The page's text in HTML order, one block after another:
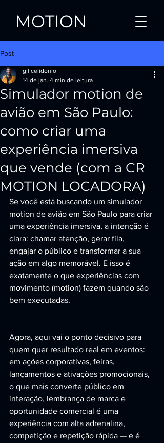
MOTION
Post
Simulador motion de
avião em São Paulo:
como criar uma
experiência imersiva
que vende (com a CR
MOTION LOCADORA)
gil celidonio
14 de jan. 4 min de leitura
Se você está buscando um simulador
motion de avião em São Paulo para criar
uma experiência imersiva, a intenção é
clara: chamar atenção, gerar fila,
engajar o público e transformar a sua
ação em algo memorável. E isso é
exatamente o que experiências com
movimento (motion) fazem quando são
bem executadas.
Agora, aqui vai o ponto decisivo para
quem quer resultado real em eventos:
em ações corporativas, feiras,
lançamentos e ativações promocionais,
o que mais converte público em
interação, lembrança de marca e
oportunidade comercial é uma
experiência com alta adrenalina,
competição e repetição rápida — e é